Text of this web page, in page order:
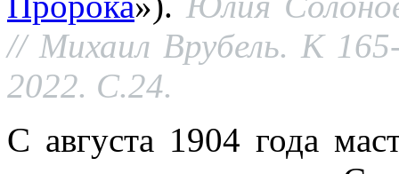
// Михаил Врубель. К
2022. С.24.
С августа 1904 года